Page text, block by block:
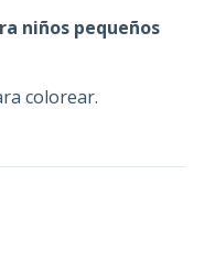
niños pequeños
colorear.